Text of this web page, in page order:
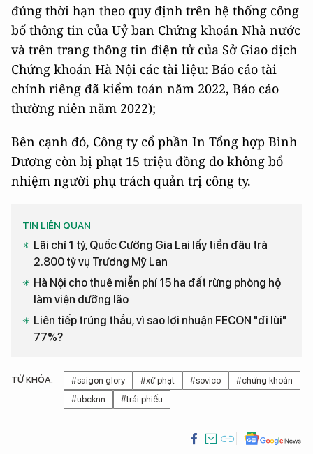
đúng thời hạn theo quy định trên hệ thống công
bố thông tin của Uỷ ban Chứng khoán Nhà nước
và trên trang thông tin điện tử của Sở Giao dịch
Chứng khoán Hà Nội các tài liệu: Báo cáo tài
chính riêng đã kiểm toán năm 2022, Báo cáo
thường niên năm 2022);
Bên cạnh đó, Công ty cổ phần In Tổng hợp Bình
Dương còn bị phạt 15 triệu đồng do không bổ
nhiệm người phụ trách quản trị công ty.
TIN LIÊN QUAN
Lãi chỉ 1 tỷ, Quốc Cường Gia Lai lấy tiền đâu trả
2.800 tỷ vụ Trương Mỹ Lan
Hà Nội cho thuê miễn phí 15 ha đất rừng phòng hộ
làm viện dưỡng lão
Liên tiếp trúng thầu, vì sao lợi nhuận FECON "đi lùi"
77%?
TỪ KHÓA: #saigon glory #xử phạt #sovico
#chứng khoán
#ubcknn
#trái phiếu